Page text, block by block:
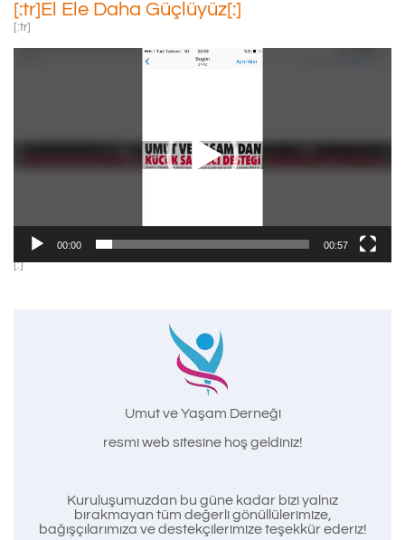
[:tr]El Ele Daha Güçlüyüz[:]
[:tr]
Video
00:00 00:57
[:]
Umut ve Yaşam Derneği
resmi web sitesine hoş geldiniz!
Kuruluşumuzdan bu güne kadar bizi yalnız
bırakmayan tüm değerli gönüllülerimize,
bağışçılarımıza ve destekçilerimize teşekkür ederiz!